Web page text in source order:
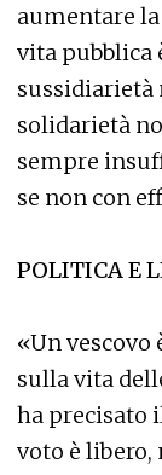
aumentare
vita pubblica
sussidiarietà
solidarietà
sempre
se non con
POLITICA E
«Un vescovo
sulla vita
ha precisato
voto è libero,